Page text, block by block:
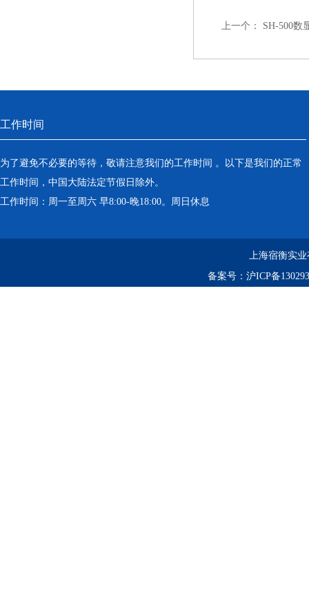
上一个： SH-500数
工作时间
为了避免不必要的等待，敬请注意我们的工作时间 。以下是我们的正常
工作时间，中国大陆法定节假日除外。
工作时间：周一至周六 早8:00-晚18:00。周日休息
上海宿衡实
备案号： 沪ICP备